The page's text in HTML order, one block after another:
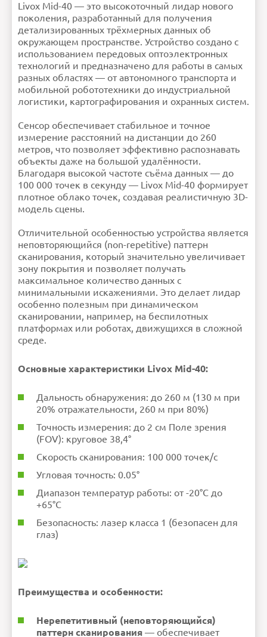
Livox Mid-40 — это высокоточный лидар нового
поколения, разработанный для получения
детализированных трёхмерных данных об
окружающем пространстве. Устройство создано с
использованием передовых оптоэлектронных
технологий и предназначено для работы в самых
разных областях — от автономного транспорта и
мобильной робототехники до индустриальной
логистики, картографирования и охранных систем.
Сенсор обеспечивает стабильное и точное
измерение расстояний на дистанции до 260
метров, что позволяет эффективно распознавать
объекты даже на большой удалённости.
Благодаря высокой частоте съёма данных — до
100 000 точек в секунду — Livox Mid-40 формирует
плотное облако точек, создавая реалистичную 3D-
модель сцены.
Отличительной особенностью устройства является
неповторяющийся (non-repetitive) паттерн
сканирования, который значительно увеличивает
зону покрытия и позволяет получать
максимальное количество данных с
минимальными искажениями. Это делает лидар
особенно полезным при динамическом
сканировании, например, на беспилотных
платформах или роботах, движущихся в сложной
среде.
Основные характеристики Livox Mid-40:
Дальность обнаружения: до 260 м (130 м при
20% отражательности, 260 м при 80%)
Точность измерения: до 2 см Поле зрения
(FOV): круговое 38,4°
Скорость сканирования: 100 000 точек/с
Угловая точность: 0.05°
Диапазон температур работы: от -20°C до
+65°C
Безопасность: лазер класса 1 (безопасен для
глаз)
Преимущества и особенности:
Нерепетитивный (неповторяющийся)
паттерн сканирования — обеспечивает
Рабочая
от -20°C до +65°C
Размеры 88×69×76 мм
Степень защиты
Ошибка в описании?
HTML не поддерживается! Используйте
обычный текст!
Плохо Хорошо
Продолжить